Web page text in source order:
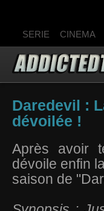
SERIE CINEMA
Daredevil :
dévoilée !
Après avoir
dévoile enfin
saison de